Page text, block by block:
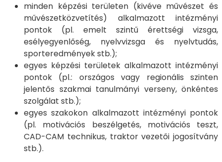
minden képzési területen (kivéve művészet és
művészetközvetítés) alkalmazott intézményi
pontok (pl. emelt szintű érettségi vizsga,
esélyegyenlőség, nyelvvizsga és nyelvtudás,
sporteredmények stb.);
egyes képzési területek alkalmazott intézményi
pontok (pl.: országos vagy regionális szinten
jelentős szakmai tanulmányi verseny, önkéntes
szolgálat stb.);
egyes szakokon alkalmazott intézményi pontok
(pl. motivációs beszélgetés, motivációs teszt,
CAD-CAM technikus, traktor vezetői jogosítvány
stb.).